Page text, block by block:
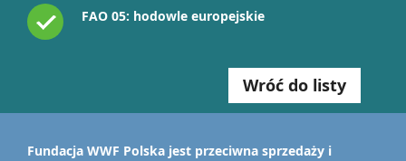
FAO 05: hodowle europejskie
Wróć do listy
Fundacja WWF Polska jest przeciwna sprzedaży i